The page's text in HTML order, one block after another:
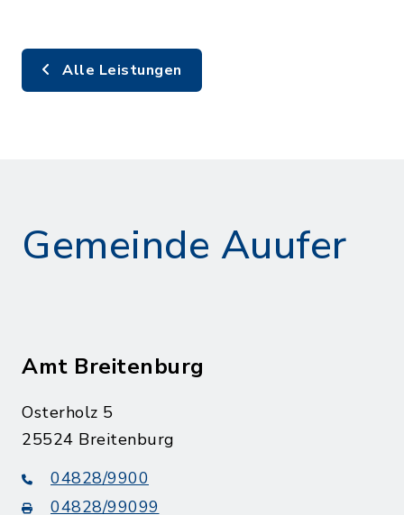
Alle Leistungen
Gemeinde Auufer
Amt Breitenburg
Osterholz 5
25524 Breitenburg
04828/9900
04828/99099